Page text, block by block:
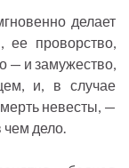
делает
ее проворство,
— и замужество,
и, в случае
невесты, —
чем дело.